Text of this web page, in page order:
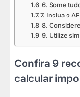
6. Some
7. Inclua o
8.
9. Utilize
Confira 9
calcular